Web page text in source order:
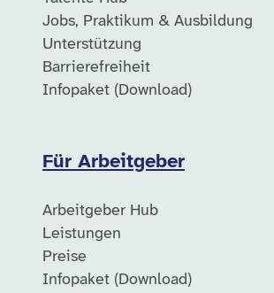
Jobs, Praktikum & Ausbildung
Unterstützung
Barrierefreiheit
Infopaket (Download)
Für Arbeitgeber
Arbeitgeber Hub
Leistungen
Preise
Infopaket (Download)